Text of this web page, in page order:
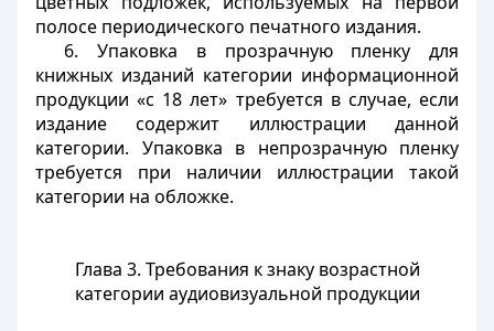
полосе периодического печатного издания.
6. Упаковка в прозрачную пленку для
книжных изданий категории информационной
продукции «с 18 лет» требуется в случае, если
издание содержит иллюстрации данной
категории. Упаковка в непрозрачную пленку
требуется при наличии иллюстрации такой
категории на обложке.
Глава 3. Требования к знаку возрастной
категории аудиовизуальной продукции